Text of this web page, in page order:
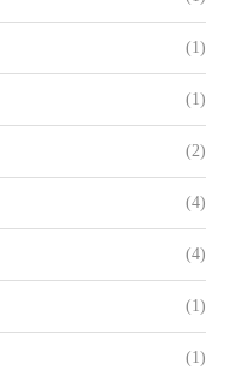
(1)
(1)
(2)
(4)
(4)
(1)
(1)